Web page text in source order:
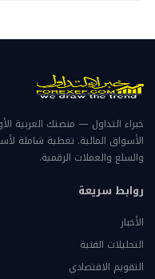
خبراء التداول — منصتك العربية
الأسواق المالية. تغطية شاملة
والسلع والعملات الرقمية.
روابط سريعة
الأخبار
التحليلات الفنية
التقويم الاقتصادي